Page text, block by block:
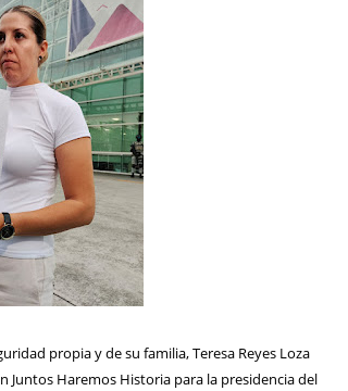
propia y de su familia, Teresa Reyes Loza
Juntos Haremos Historia para la presidencia del